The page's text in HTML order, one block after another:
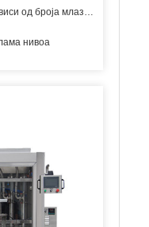
од броја млазница
нивоа